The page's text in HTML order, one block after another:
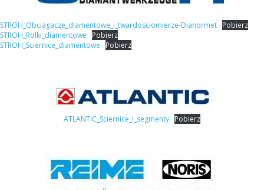
STROH_Obciagacze_diamentowe_i_twardosciomierze-Dianormet Pobierz
STROH_Rolki_diamentowe
Pobierz
STROH_Sciernice_diamentowe
Pobierz
ATLANTIC_Sciernice_i_segmenty Pobierz